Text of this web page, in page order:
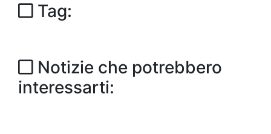
Tag:
Notizie che potrebbero
interessarti: